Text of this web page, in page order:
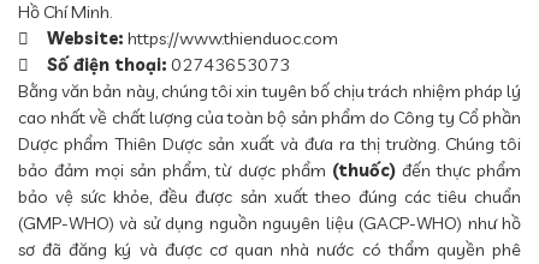
Hồ Chí Minh.

Website: https://www.thienduoc.com

Số điện thoại: 02743653073
Bằng văn bản này, chúng tôi xin tuyên bố chịu trách nhiệm pháp lý
cao nhất về chất lượng của toàn bộ sản phẩm do Công ty Cổ phần
Dược phẩm Thiên Dược sản xuất và đưa ra thị trường. Chúng tôi
bảo đảm mọi sản phẩm, từ dược phẩm (thuốc)đến thực phẩm
bảo vệ sức khỏe, đều được sản xuất theo đúng các tiêu chuẩn
(GMP-WHO) và sử dụng nguồn nguyên liệu (GACP-WHO) như hồ
sơ đã đăng ký và được cơ quan nhà nước có thẩm quyền phê